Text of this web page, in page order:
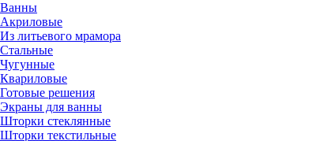
Ванны
Акриловые
Из литьевого мрамора
Стальные
Чугунные
Квариловые
Готовые решения
Экраны для ванны
Шторки стеклянные
Шторки текстильные